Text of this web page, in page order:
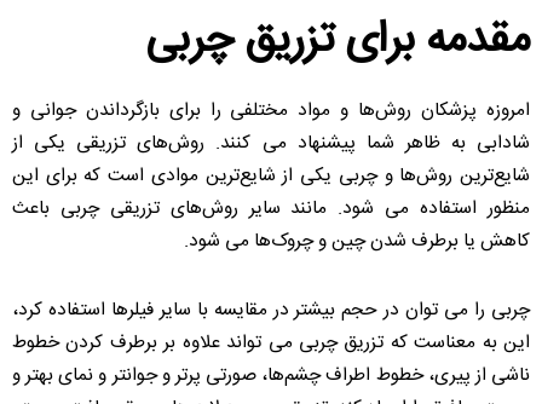
مقدمه برای تزریق چربی
امروزه پزشکان روش‌ها و مواد مختلفی را برای بازگرداندن جوانی و
شادابی به ظاهر شما پیشنهاد می کنند. روش‌های تزریقی یکی از
شایع‌ترین روش‌ها و چربی یکی از شایع‌ترین موادی است که برای این
منظور استفاده می شود. مانند سایر روش‌های تزریقی چربی باعث
کاهش یا برطرف شدن چین و چروک‌ها می شود.
چربی را می توان در حجم بیشتر در مقایسه با سایر فیلرها استفاده کرد،
این به معناست که تزریق چربی می تواند علاوه بر برطرف کردن خطوط
ناشی از پیری، خطوط اطراف چشم‌ها، صورتی پرتر و جوانتر و نمای بهتر و